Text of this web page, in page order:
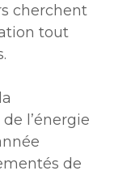
cherchent
tout
l’énergie
de